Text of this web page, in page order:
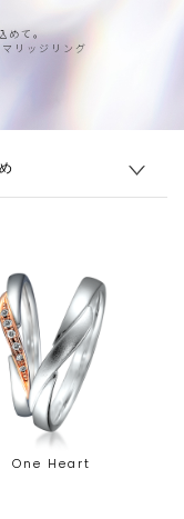
めて。
リッジリング
One Heart